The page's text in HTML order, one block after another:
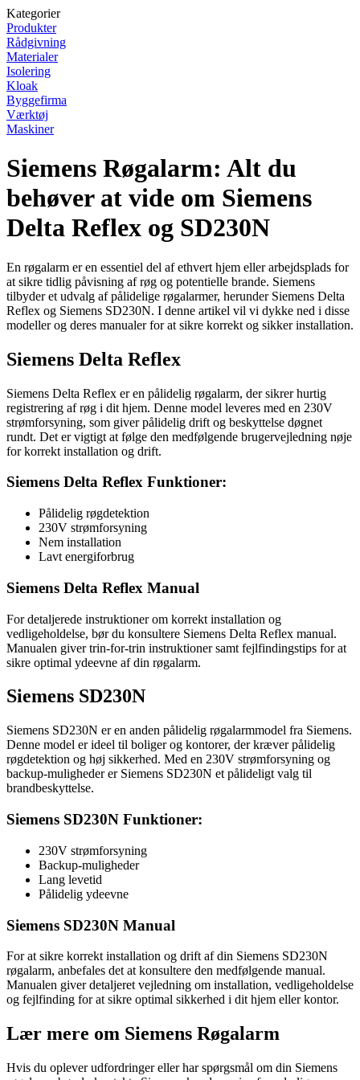
Kategorier
Produkter
Rådgivning
Materialer
Isolering
Kloak
Byggefirma
Værktøj
Maskiner
Siemens Røgalarm: Alt du
behøver at vide om Siemens
Delta Reflex og SD230N
En røgalarm er en essentiel del af ethvert hjem eller arbejdsplads for
at sikre tidlig påvisning af røg og potentielle brande. Siemens
tilbyder et udvalg af pålidelige røgalarmer, herunder Siemens Delta
Reflex og Siemens SD230N. I denne artikel vil vi dykke ned i disse
modeller og deres manualer for at sikre korrekt og sikker installation.
Siemens Delta Reflex
Siemens Delta Reflex er en pålidelig røgalarm, der sikrer hurtig
registrering af røg i dit hjem. Denne model leveres med en 230V
strømforsyning, som giver pålidelig drift og beskyttelse døgnet
rundt. Det er vigtigt at følge den medfølgende brugervejledning nøje
for korrekt installation og drift.
Siemens Delta Reflex Funktioner:
Pålidelig røgdetektion
230V strømforsyning
Nem installation
Lavt energiforbrug
Siemens Delta Reflex Manual
For detaljerede instruktioner om korrekt installation og
vedligeholdelse, bør du konsultere Siemens Delta Reflex manual.
Manualen giver trin-for-trin instruktioner samt fejlfindingstips for at
sikre optimal ydeevne af din røgalarm.
Siemens SD230N
Siemens SD230N er en anden pålidelig røgalarmmodel fra Siemens.
Denne model er ideel til boliger og kontorer, der kræver pålidelig
røgdetektion og høj sikkerhed. Med en 230V strømforsyning og
backup-muligheder er Siemens SD230N et pålideligt valg til
brandbeskyttelse.
Siemens SD230N Funktioner:
230V strømforsyning
Backup-muligheder
Lang levetid
Pålidelig ydeevne
Siemens SD230N Manual
For at sikre korrekt installation og drift af din Siemens SD230N
røgalarm, anbefales det at konsultere den medfølgende manual.
Manualen giver detaljeret vejledning om installation, vedligeholdelse
og fejlfinding for at sikre optimal sikkerhed i dit hjem eller kontor.
Lær mere om Siemens Røgalarm
Hvis du oplever udfordringer eller har spørgsmål om din Siemens